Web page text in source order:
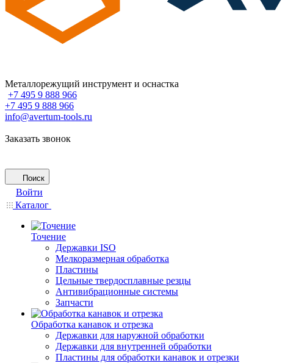
Металлорежущий инструмент и оснастка
+7 495 9 888 966
+7 495 9 888 966
info@avertum-tools.ru
Заказать звонок
Поиск
Войти
Каталог
Точение
Державки ISO
Мелкоразмерная обработка
Пластины
Цельные твердосплавные резцы
Антивибрационные системы
Запчасти
Обработка канавок и отрезка
Державки для наружной обработки
Державки для внутренней обработки
Пластины для обработки канавок и отрезки